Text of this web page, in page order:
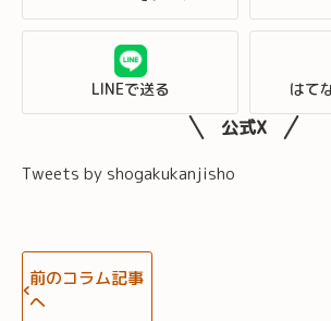
LINEで送る はて
公式X
Tweets by shogakukanjisho
前のコラム記事
へ